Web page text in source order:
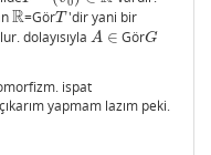
R
R =GörT
T 'dir yani bir
dolayısıyla A ∈
A∈ GörG
G
ispat
yapmam lazım peki.